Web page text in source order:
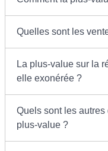
Quelles sont les
La plus-value sur la
elle exonérée ?
Quels sont les
plus-value ?